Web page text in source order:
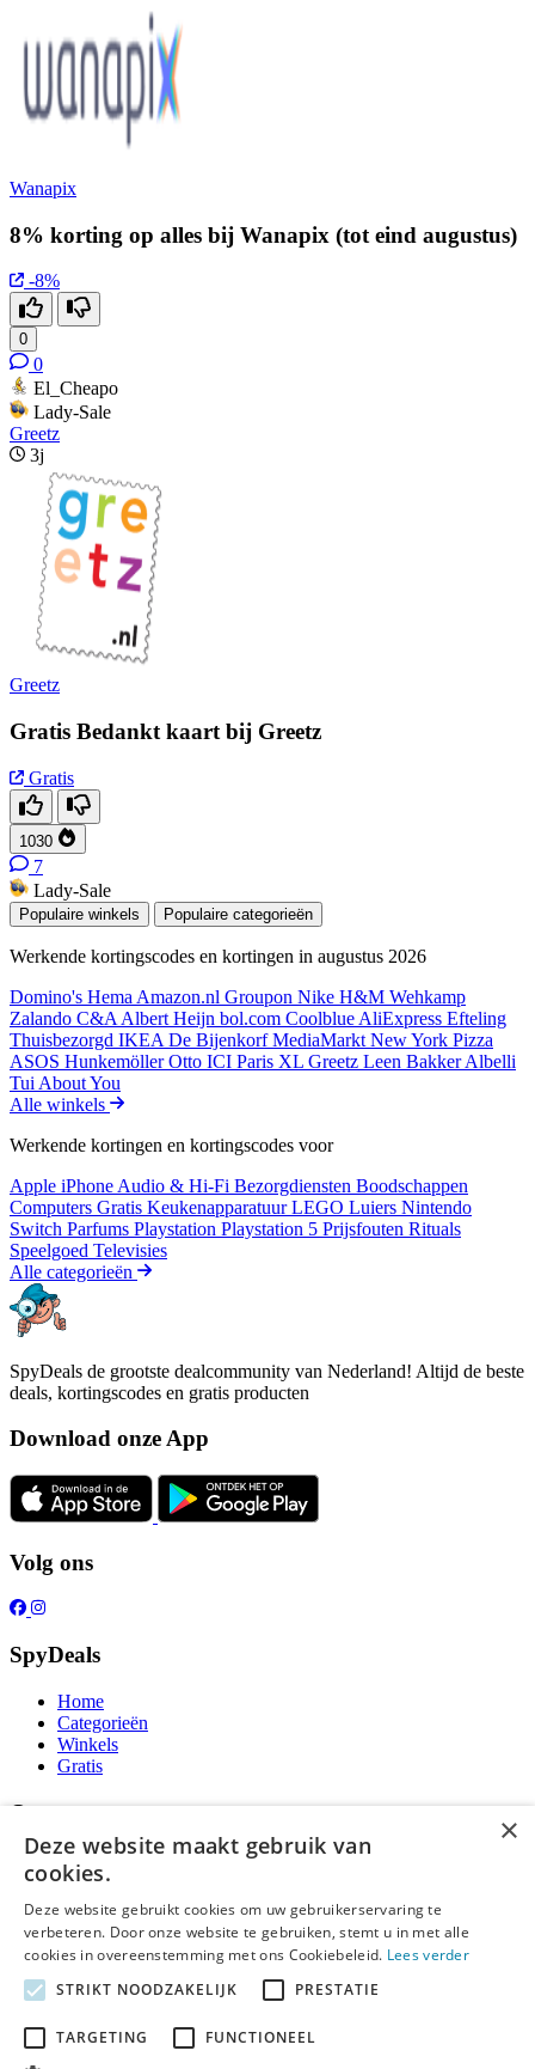
Wanapix
8% korting op alles bij Wanapix (tot eind augustus)
-8%
0
0
El_Cheapo
Lady-Sale
Greetz
3j
Greetz
Gratis Bedankt kaart bij Greetz
Gratis
1030
7
Lady-Sale
Populaire winkels Populaire categorieën
Werkende kortingscodes en kortingen in augustus 2026
Domino's Hema Amazon.nl Groupon Nike H&M Wehkamp
Zalando C&A Albert Heijn bol.com Coolblue AliExpress Efteling
Thuisbezorgd IKEA De BijenkorfMediaMarkt New York Pizza
ASOS HunkemöllerOtto ICI Paris XL Greetz Leen BakkerAlbelli
Tui About You
Alle winkels
Werkende kortingen en kortingscodes voor
Apple iPhone Audio & Hi-Fi Bezorgdiensten Boodschappen
Computers Gratis KeukenapparatuurLEGO Luiers Nintendo
Switch Parfums Playstation Playstation 5 Prijsfouten Rituals
Speelgoed Televisies
Alle categorieën
SpyDeals de grootste dealcommunity van Nederland! Altijd de beste
deals, kortingscodes en gratis producten
Download onze App
Volg ons
SpyDeals
Home
Categorieën
Winkels
Gratis
Over ons
Over ons
Contact
Publicatieregels
Legal
Privacy
Algemene Voorwaarden
×
Deze website maakt gebruik van
cookies.
Deze website gebruikt cookies om uw gebruikerservaring te
verbeteren. Door onze website te gebruiken, stemt u in met alle
cookies in overeenstemming met ons Cookiebeleid. Lees verder
STRIKT NOODZAKELIJK
PRESTATIE
TARGETING
FUNCTIONEEL